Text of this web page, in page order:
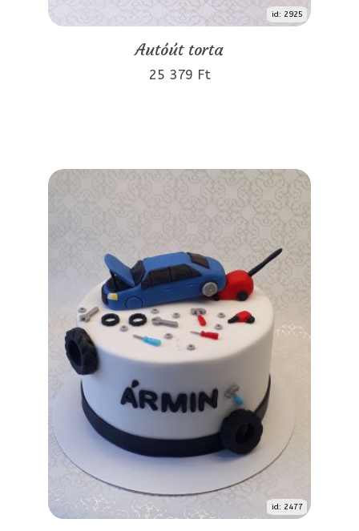
id: 2925
Autóút torta
25 379 Ft
id: 2477